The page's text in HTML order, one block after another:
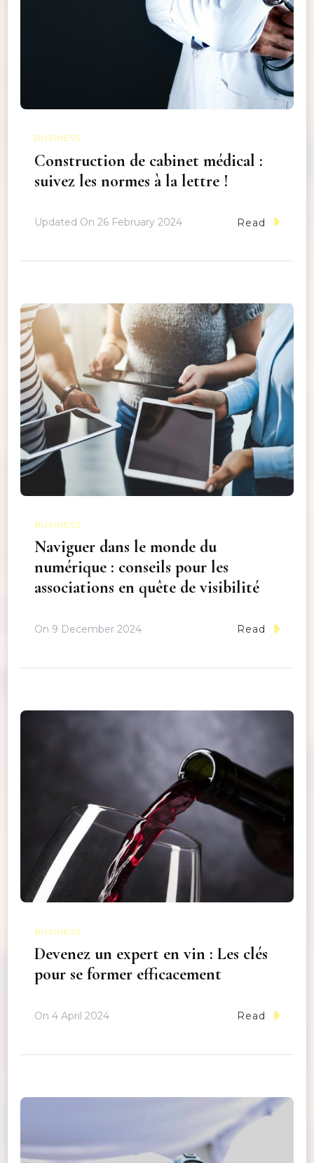
BUSINESS
Construction de cabinet médical :
suivez les normes à la lettre !
Updated On 26 February 2024 Read
BUSINESS
Naviguer dans le monde du
numérique : conseils pour les
associations en quête de visibilité
On 9 December 2024 Read
BUSINESS
Devenez un expert en vin : Les clés
pour se former efficacement
On 4 April 2024 Read